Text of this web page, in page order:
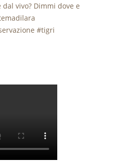
vivo? Dimmi dove e
#tigri